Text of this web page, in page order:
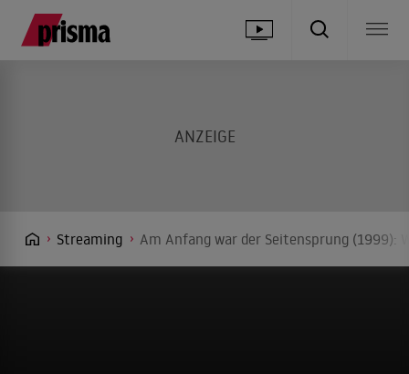
Streaming Am Anfang war der Seitensprung (1999):